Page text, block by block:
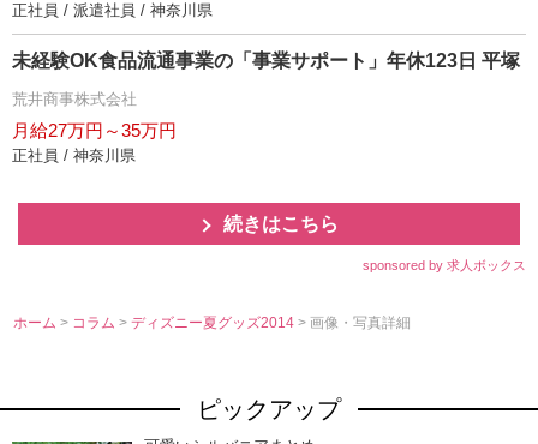
正社員 / 派遣社員 / 神奈川県
未経験OK食品流通事業の「事業サポート」年休123日 平塚
荒井商事株式会社
月給27万円～35万円
正社員 / 神奈川県
続きはこちら
sponsored by 求人ボックス
ホーム > コラム>ディズニー夏グッズ2014> 画像・写真詳細
ピックアップ